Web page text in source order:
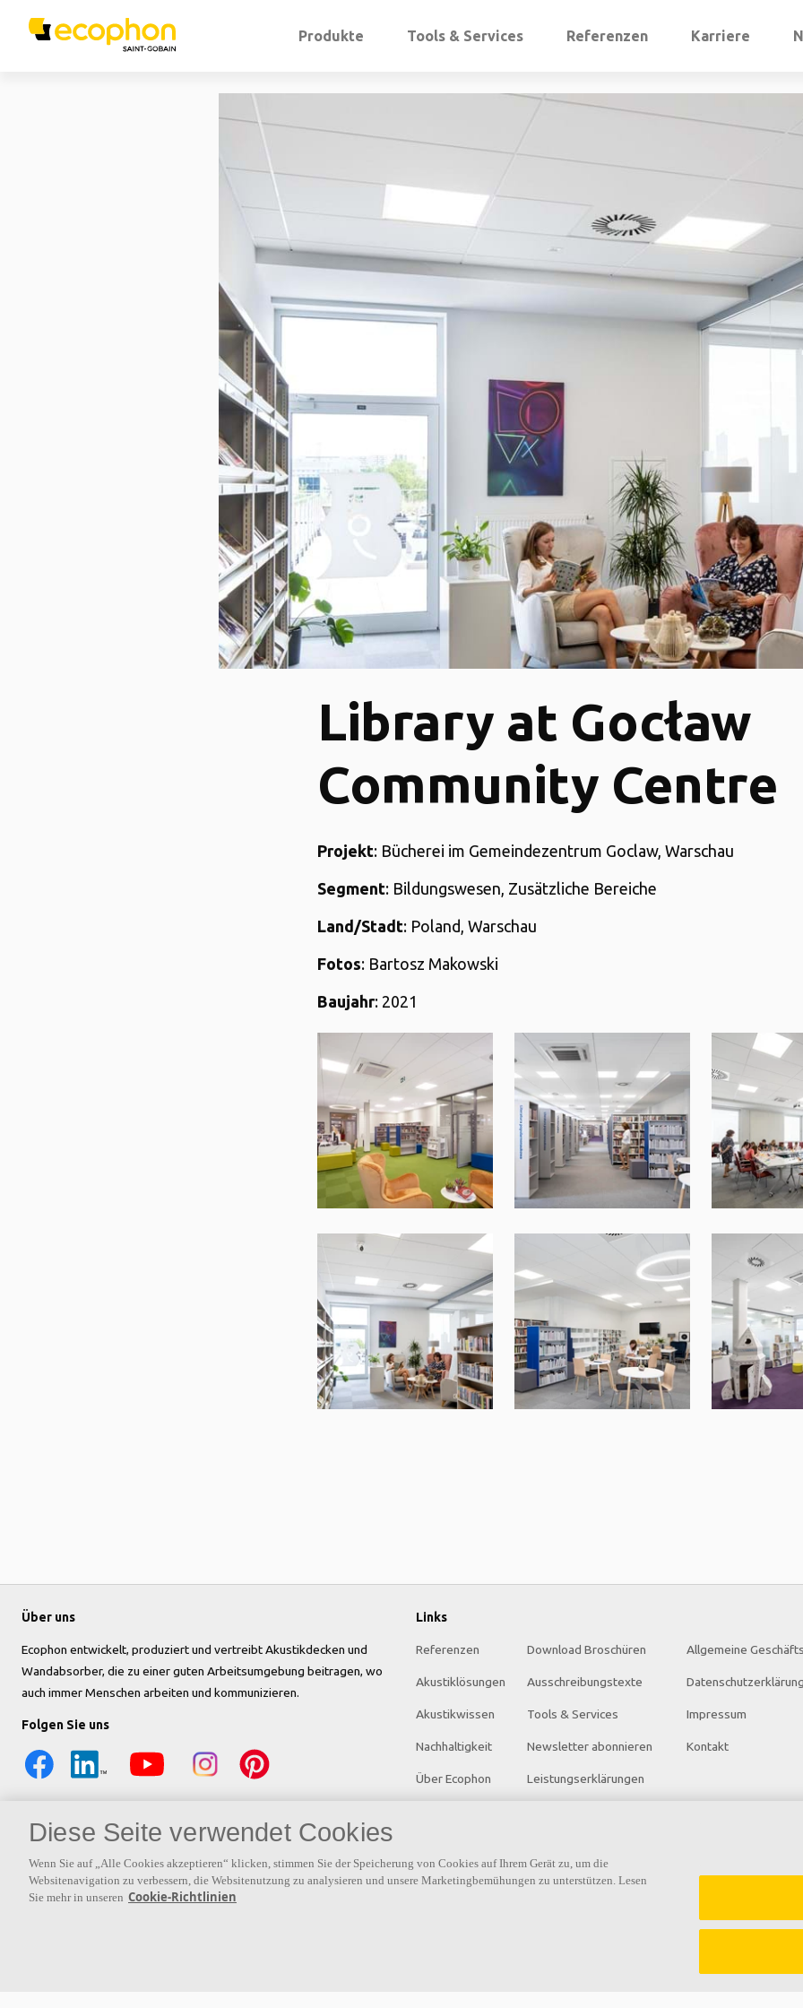
Produkte Tools & Services Referenzen Karriere
Library at Gocław
Community Centre
Projekt: Bücherei im Gemeindezentrum Goclaw, Warschau
Segment: Bildungswesen, Zusätzliche Bereiche
Land/Stadt: Poland, Warschau
Fotos: Bartosz Makowski
Baujahr: 2021
Über uns
Ecophon entwickelt, produziert und vertreibt Akustikdecken und
Wandabsorber, die zu einer guten Arbeitsumgebung beitragen, wo
auch immer Menschen arbeiten und kommunizieren.
Folgen Sie uns
Links
Referenzen
Akustiklösungen
Akustikwissen
Nachhaltigkeit
Über Ecophon
Download Broschüren
Ausschreibungstexte
Tools & Services
Newsletter abonnieren
Leistungserklärungen
Allgemeine
Datenschutzerklärung
Impressum
Kontakt
Diese Seite verwendet Cookies
Wenn Sie auf „Alle Cookies akzeptieren“ klicken, stimmen Sie der Speicherung von Cookies auf Ihrem Gerät zu, um die
Websitenavigation zu verbessern, die Websitenutzung zu analysieren und unsere Marketingbemühungen zu unterstützen. Lesen
Sie mehr in unseren Cookie-Richtlinien